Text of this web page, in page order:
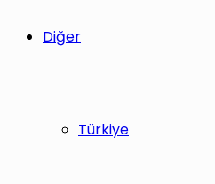
Diğer
Türkiye